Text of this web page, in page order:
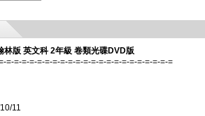
林版 英文科 2年級 卷類光碟DVD版
=-=-=-=-=-=-=-=-=-=-=-=-=-=-=-=-=-=-=-=-=-=
11